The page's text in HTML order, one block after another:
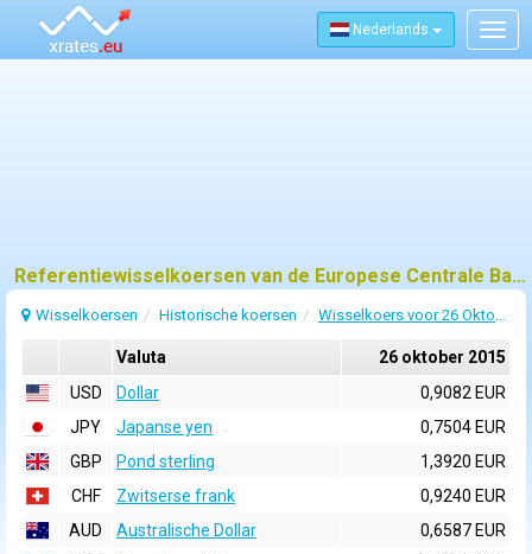
Nederlands
Referentiewisselkoersen van de Europese Centrale Bank (ECB) voor 26 oktober 2015
Wisselkoersen Historische koersen Wisselkoers voor 26 Oktober 2015
Valuta
26 oktober 2015
USD
Dollar
0,9082 EUR
JPY
Japanse yen
0,7504 EUR
GBP
Pond sterling
1,3920 EUR
CHF
Zwitserse frank
0,9240 EUR
AUD
Australische Dollar
0,6587 EUR